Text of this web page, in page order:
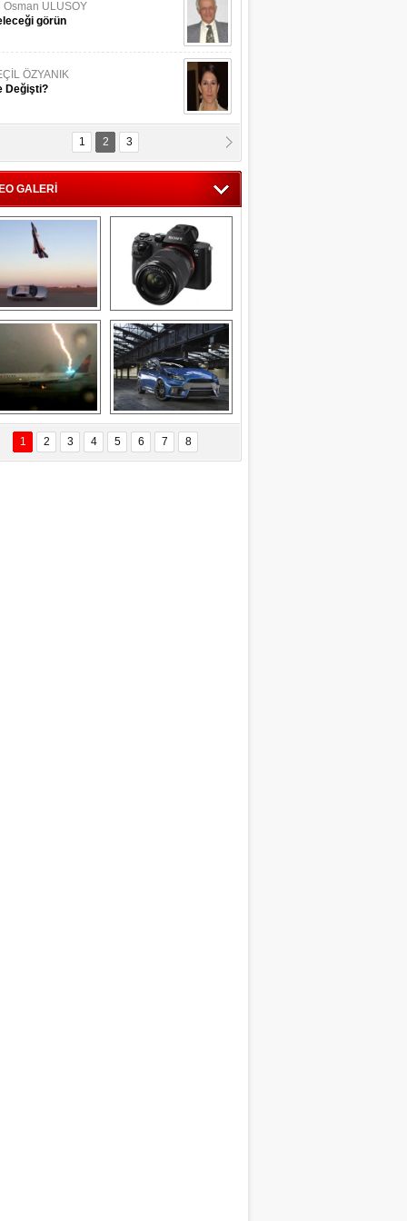
Osman ULUSOY
görün
ÖZYANIK
Değişti?
KÖYATASI
Vatan !
1 2 3
GALERİ
Savaş uçağı
pilotundan
muhteşem gösteri
Sony Alpha 7R II ön
inceleme
Delta uçağına
yıldırım çarptı
Ford Focus RS
(2015)
1 2 3 4 5 6 7 8